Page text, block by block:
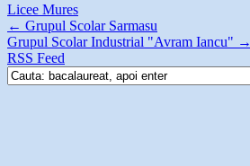
Licee Mures
← Grupul Scolar Sarmasu
Grupul Scolar Industrial "Avram Iancu" →
RSS Feed